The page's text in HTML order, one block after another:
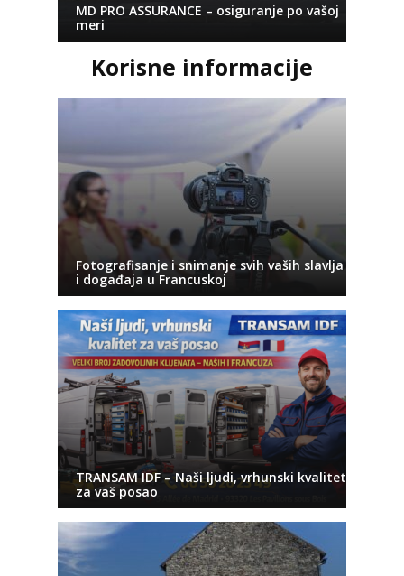
MD PRO ASSURANCE – osiguranje po vašoj
meri
Korisne informacije
Fotografisanje i snimanje svih vaših slavlja
i događaja u Francuskoj
TRANSAM IDF – Naši ljudi, vrhunski kvalitet
za vaš posao